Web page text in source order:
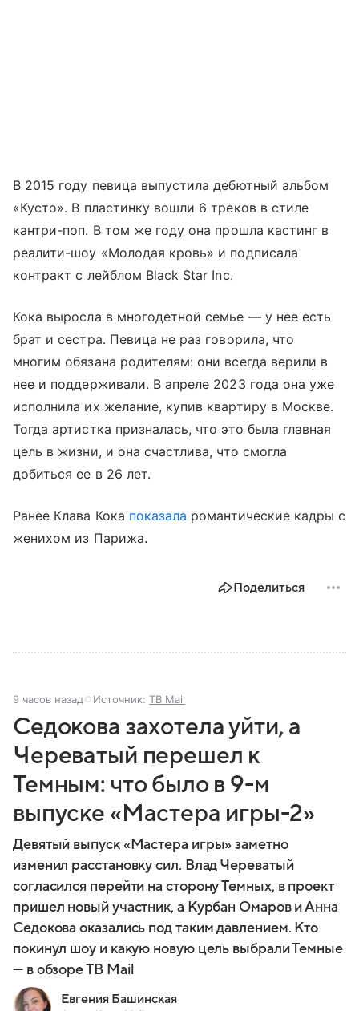
В 2015 году певица выпустила дебютный альбом
«Кусто». В пластинку вошли 6 треков в стиле
кантри-поп. В том же году она прошла кастинг в
реалити-шоу «Молодая кровь» и подписала
контракт с лейблом Black Star Inc.
Кока выросла в многодетной семье — у нее есть
брат и сестра. Певица не раз говорила, что
многим обязана родителям: они всегда верили в
нее и поддерживали. В апреле 2023 года она уже
исполнила их желание, купив квартиру в Москве.
Тогда артистка призналась, что это была главная
цель в жизни, и она счастлива, что смогла
добиться ее в 26 лет.
Ранее Клава Кока показала романтические кадры с
женихом из Парижа.
Поделиться
9 часов назад Источник: ТВ Mail
Седокова захотела уйти, а
Череватый перешел к
Темным: что было в 9-м
выпуске «Мастера игры-2»
Девятый выпуск «Мастера игры» заметно
изменил расстановку сил. Влад Череватый
согласился перейти на сторону Темных, в проект
пришел новый участник, а Курбан Омаров и Анна
Седокова оказались под таким давлением. Кто
покинул шоу и какую новую цель выбрали Темные
— в обзоре ТВ Mail
Евгения Башинская